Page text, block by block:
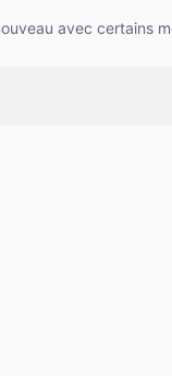
avec certains